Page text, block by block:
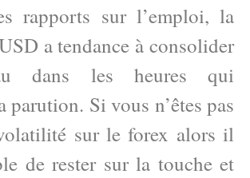
rapports sur l’emploi, la
a tendance à consolider
dans les heures qui
parution. Si vous n’êtes pas
sur le forex alors il
de rester sur la touche et